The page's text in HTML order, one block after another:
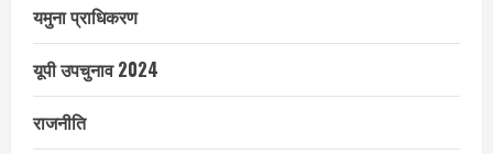
यमुना प्राधिकरण
यूपी उपचुनाव 2024
राजनीति